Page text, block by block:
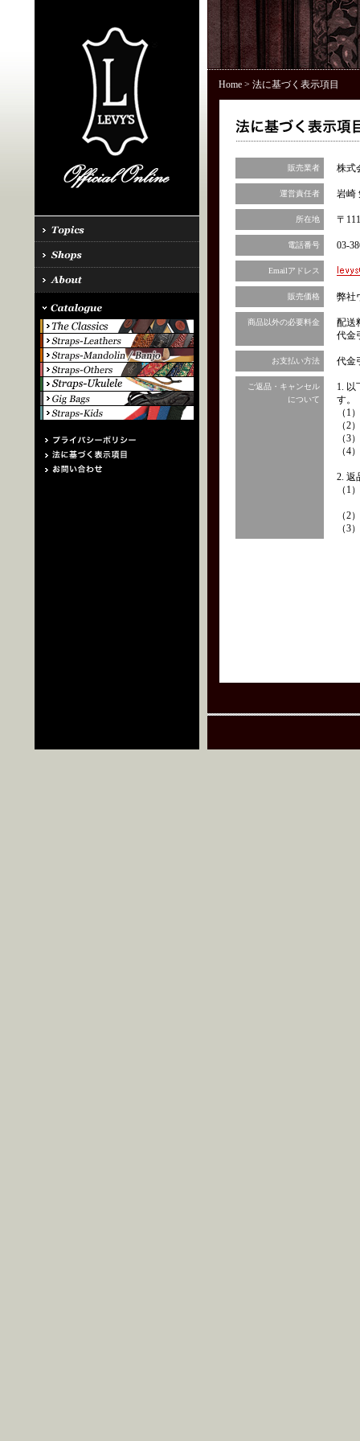
Home> 法に基づく表示項目
販売業者 株式
運営責任者 岩崎
所在地 〒
電話番号 03-
Emailアドレス
販売価格 弊社
商品以外の必要料金
配送
代金
お支払い方法 代金
ご返品・キャンセル
について
1. 以
す。
（1
（2
（3
（4
2. 返
（1）
（2
（3